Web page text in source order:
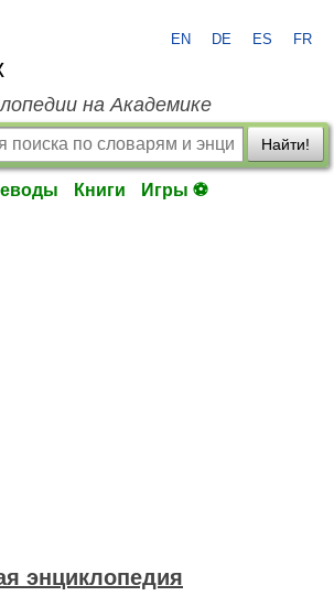
EN DE ES FR
на Академике
Найти!
Книги Игры ⚽
энциклопедия